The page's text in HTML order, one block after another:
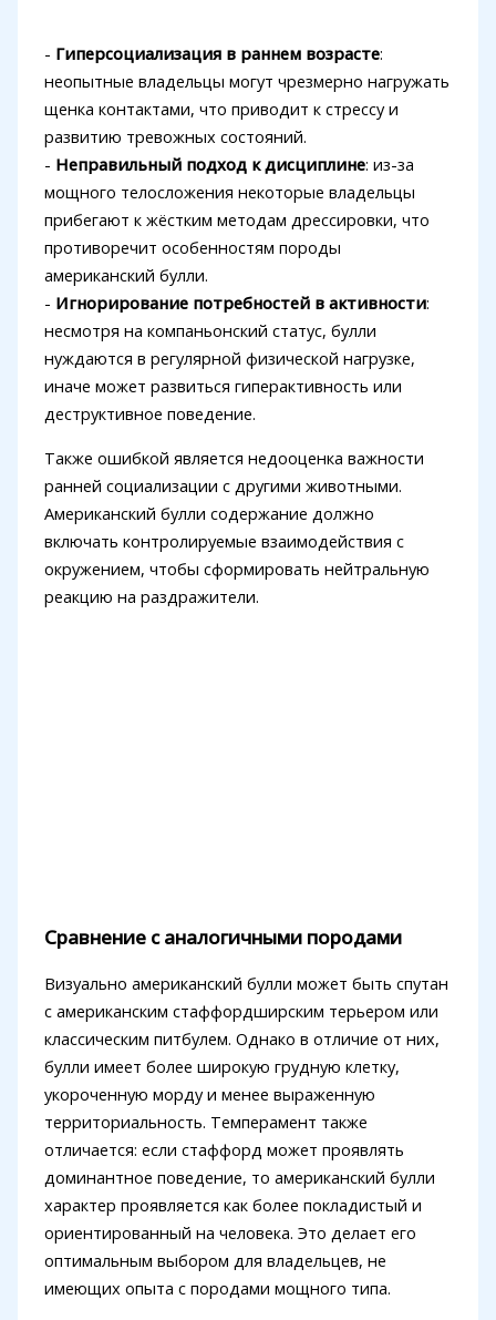
- Гиперсоциализация в раннем возрасте:
неопытные владельцы могут чрезмерно нагружать
щенка контактами, что приводит к стрессу и
развитию тревожных состояний.
- Неправильный подход к дисциплине: из-за
мощного телосложения некоторые владельцы
прибегают к жёстким методам дрессировки, что
противоречит особенностям породы
американский булли.
- Игнорирование потребностей в активности:
несмотря на компаньонский статус, булли
нуждаются в регулярной физической нагрузке,
иначе может развиться гиперактивность или
деструктивное поведение.
Также ошибкой является недооценка важности
ранней социализации с другими животными.
Американский булли содержание должно
включать контролируемые взаимодействия с
окружением, чтобы сформировать нейтральную
реакцию на раздражители.
Сравнение с аналогичными породами
Визуально американский булли может быть спутан
с американским стаффордширским терьером или
классическим питбулем. Однако в отличие от них,
булли имеет более широкую грудную клетку,
укороченную морду и менее выраженную
территориальность. Темперамент также
отличается: если стаффорд может проявлять
доминантное поведение, то американский булли
характер проявляется как более покладистый и
ориентированный на человека. Это делает его
оптимальным выбором для владельцев, не
имеющих опыта с породами мощного типа.